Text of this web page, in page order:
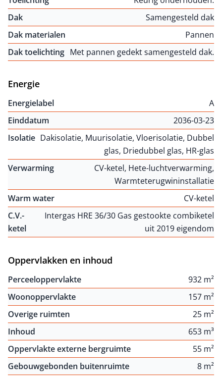
Dak
Samengesteld dak
Dak materialen
Pannen
Dak toelichting Met pannen gedekt samengesteld dak.
Energie
Energielabel
A
Einddatum
2036-03-23
Isolatie Dakisolatie, Muurisolatie, Vloerisolatie, Dubbel
glas, Driedubbel glas, HR-glas
Verwarming
CV-ketel, Hete-luchtverwarming,
Warmteterugwininstallatie
Warm water
CV-ketel
C.V.-
ketel
Intergas HRE 36/30 Gas gestookte combiketel
uit 2019 eigendom
Oppervlakken en inhoud
Perceeloppervlakte
932 m²
Woonoppervlakte
157 m²
Overige ruimten
25 m²
Inhoud
653 m³
Oppervlakte externe bergruimte
55 m²
Gebouwgebonden buitenruimte
8 m²